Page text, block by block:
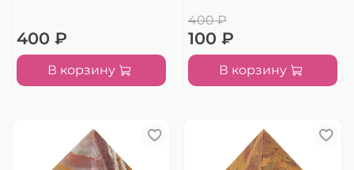
400 ₽
В корзину
400 ₽
100 ₽
В корзину